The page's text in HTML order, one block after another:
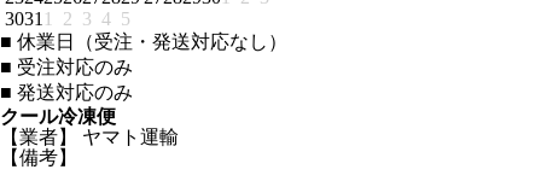
3031 1 2 3 4 5
■ 休業日（受注・発送対応なし）
■ 受注対応のみ
■ 発送対応のみ
クール冷凍便
【業者】 ヤマト運輸
【備考】